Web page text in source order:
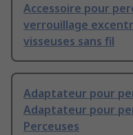
Accessoire pour
verrouillage
visseuses sans fil
Adaptateur pour
Adaptateur pour
Perceuses